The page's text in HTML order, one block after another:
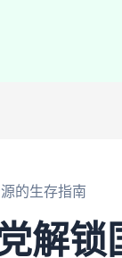
的生存指南
解锁